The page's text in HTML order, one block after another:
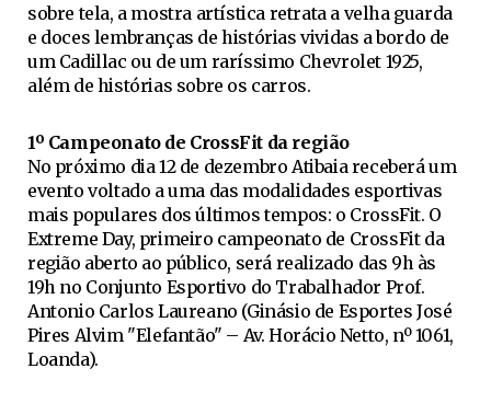
sobre tela, a mostra artística retrata a velha guarda
e doces lembranças de histórias vividas a bordo de
um Cadillac ou de um raríssimo Chevrolet 1925,
além de histórias sobre os carros.
1º Campeonato de CrossFit da região
No próximo dia 12 de dezembro Atibaia receberá um
evento voltado a uma das modalidades esportivas
mais populares dos últimos tempos: o CrossFit. O
Extreme Day, primeiro campeonato de CrossFit da
região aberto ao público, será realizado das 9h às
19h no Conjunto Esportivo do Trabalhador Prof.
Antonio Carlos Laureano (Ginásio de Esportes José
Pires Alvim "Elefantão" – Av. Horácio Netto, nº 1061,
Loanda).